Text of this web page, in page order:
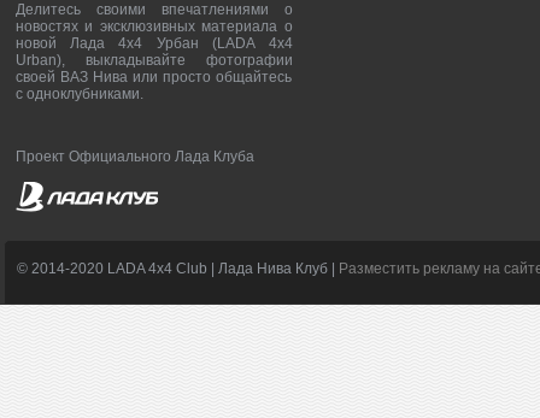
Делитесь своими впечатлениями о
новостях и эксклюзивных материала о
новой Лада 4х4 Урбан (LADA 4x4
Urban), выкладывайте фотографии
своей ВАЗ Нива или просто общайтесь
с одноклубниками.
Проект Официального Лада Клуба
© 2014-2020 LADA 4x4 Club | Лада Нива Клуб | Разместить рекламу на